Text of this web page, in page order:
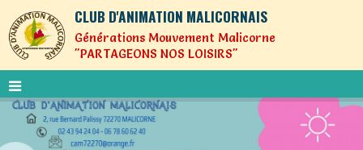
CLUB D'ANIMATION MALICORNAIS
Générations Mouvement Malicorne
"PARTAGEONS NOS LOISIRS"